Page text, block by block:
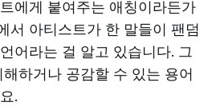
에게 붙여주는 애칭이라든가
서 아티스트가 한 말들이 팬덤
어라는 걸 알고 있습니다. 그
하거나 공감할 수 있는 용어
.